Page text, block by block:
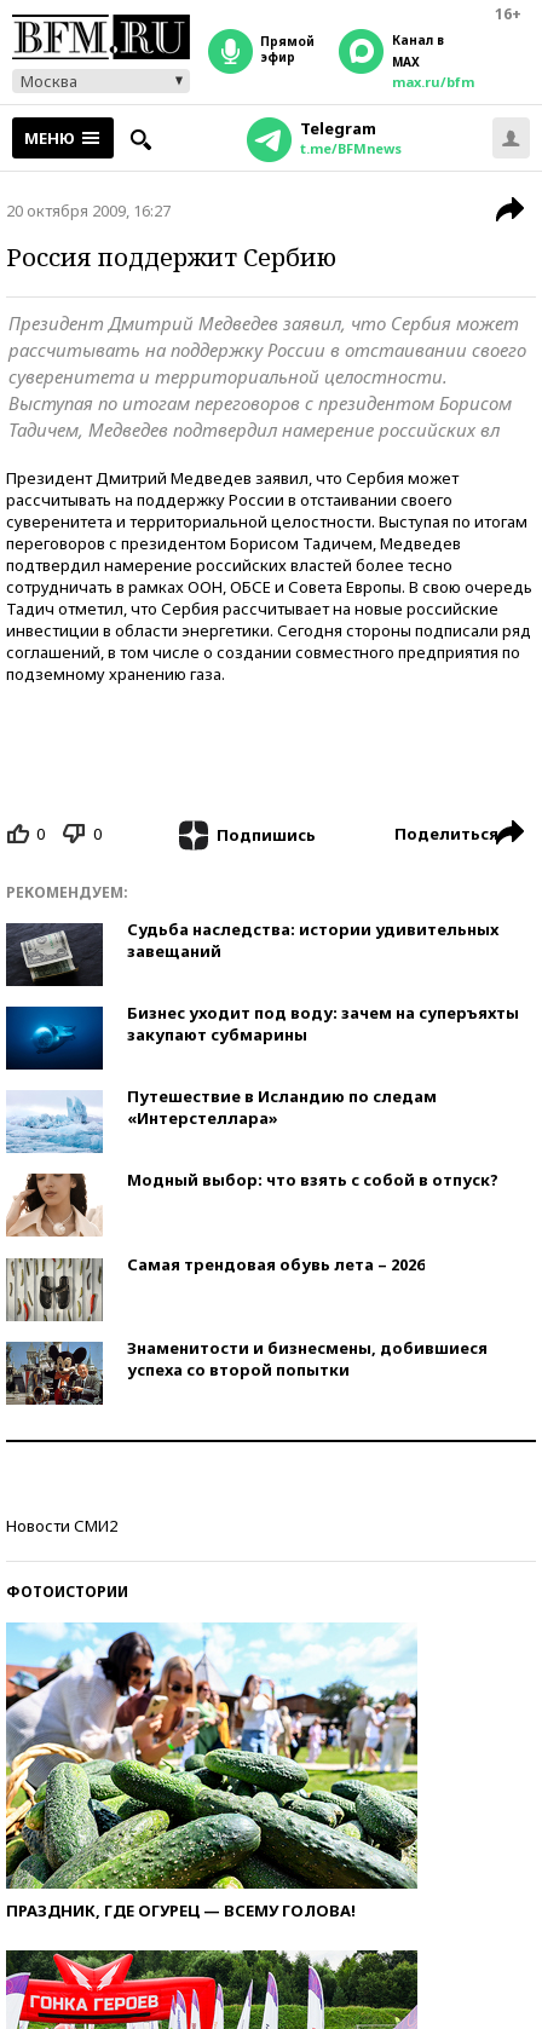
16+
Москва
прямой
эфир
Канал в
MAX
max.ru/bfm
МЕНЮ Telegram
t.me/BFMnews
20 октября 2009, 16:27
Россия поддержит Сербию
Президент Дмитрий Медведев заявил, что Сербия может
рассчитывать на поддержку России в отстаивании своего
суверенитета и территориальной целостности.
Выступая по итогам переговоров с президентом Борисом
Тадичем, Медведев подтвердил намерение российских вл
Президент Дмитрий Медведев заявил, что Сербия может
рассчитывать на поддержку России в отстаивании своего
суверенитета и территориальной целостности. Выступая по итогам
переговоров с президентом Борисом Тадичем, Медведев
подтвердил намерение российских властей более тесно
сотрудничать в рамках ООН, ОБСЕ и Совета Европы. В свою очередь
Тадич отметил, что Сербия рассчитывает на новые российские
инвестиции в области энергетики. Сегодня стороны подписали ряд
соглашений, в том числе о создании совместного предприятия по
подземному хранению газа.
0 0 Подпишись Поделиться
РЕКОМЕНДУЕМ:
Судьба наследства: истории удивительных
завещаний
Бизнес уходит под воду: зачем на суперъяхты
закупают субмарины
Путешествие в Исландию по следам
«Интерстеллара»
Модный выбор: что взять с собой в отпуск?
Самая трендовая обувь лета – 2026
Знаменитости и бизнесмены, добившиеся
успеха со второй попытки
Новости СМИ2
ФОТОИСТОРИИ
ПРАЗДНИК, ГДЕ ОГУРЕЦ — ВСЕМУ ГОЛОВА!